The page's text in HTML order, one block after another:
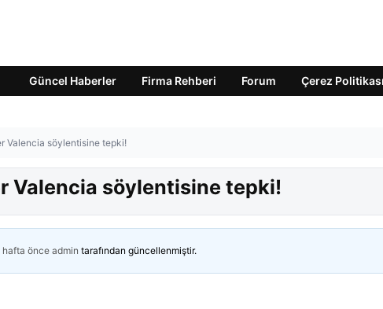
Güncel Haberler Firma Rehberi Forum Çerez Politikası
Valencia söylentisine tepki!
Valencia söylentisine tepki!
hafta önce admin tarafından güncellenmiştir.